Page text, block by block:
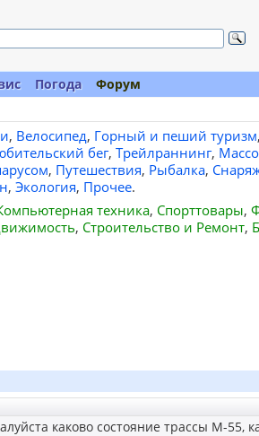
Погода
Форум
, Велосипед, Горный и пеший туризм,
бег, Трейлраннинг,
, Путешествия, Рыбалка,
, Экология, Прочее.
техника, Спорттовары,
, Строительство и Ремонт,
каково состояние трассы М-55,